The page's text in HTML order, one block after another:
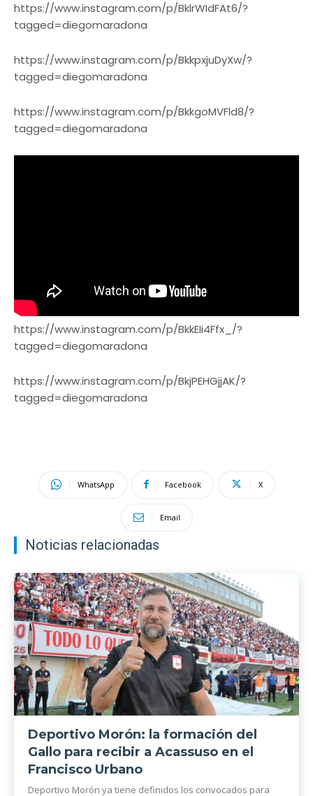
https://www.instagram.com/p/BklrWIdFAt6/?
tagged=diegomaradona
https://www.instagram.com/p/BkkpxjuDyXw/?
tagged=diegomaradona
https://www.instagram.com/p/BkkgoMVFld8/?
tagged=diegomaradona
https://www.instagram.com/p/BkkEIi4Ffx_/?
tagged=diegomaradona
https://www.instagram.com/p/BkjPEHGjjAK/?
tagged=diegomaradona
WhatsApp Facebook X
Email
Noticias relacionadas
Deportivo Morón: la formación del
Gallo para recibir a Acassuso en el
Francisco Urbano
Deportivo Morón ya tiene definidos los convocados para